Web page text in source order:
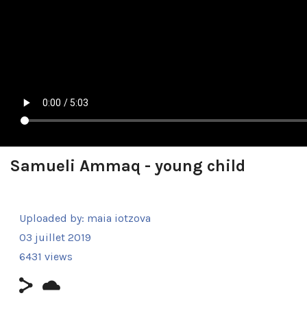
Samueli Ammaq - young child
Uploaded by: maia iotzova
03 juillet 2019
6431 views